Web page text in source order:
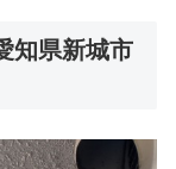
知県新城市